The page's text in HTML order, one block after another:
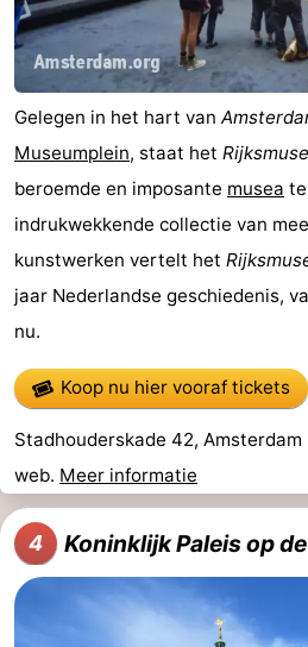
het
centrum
en
tuinen
Stadsdelen
Omgeving
-
Noord-
Holland
-
Zuid-
Holland
Praktisch
Forum
Openbaar
vervoer
Route
Centraal
Station
Schiphol
Gelegen in het hart van
Museumplein, staat het
beroemde en imposante musea
indrukwekkende collectie van
kunstwerken vertelt het
jaar Nederlandse geschiedenis,
nu.
Koop nu hier vooraf tickets
Stadhouderskade 42, Amsterdam
web. Meer informatie
4 Koninklijk Paleis op